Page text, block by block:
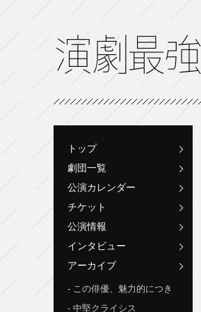
トップ
劇団一覧
公演カレンダー
チケット
公演情報
インタビュー
アーカイブ
この俳優、魅力的につき
中堅クライシス